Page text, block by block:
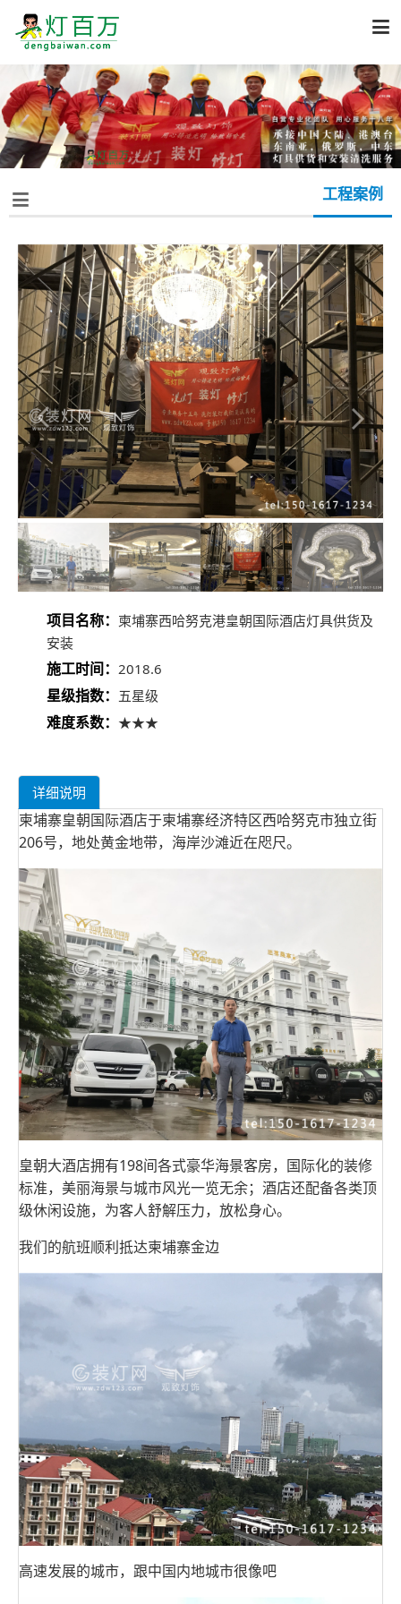

 工程案例
项目名称： 柬埔寨西哈努克港皇朝国际酒店灯具供货及
安装
施工时间： 2018.6
星级指数： 五星级
难度系数： ★★★
详细说明
柬埔寨皇朝国际酒店于柬埔寨经济特区西哈努克市独立街
206号，地处黄金地带，海岸沙滩近在咫尺。
皇朝大酒店拥有198间各式豪华海景客房，国际化的装修
标准，美丽海景与城市风光一览无余；酒店还配备各类顶
级休闲设施，为客人舒解压力，放松身心。
我们的航班顺利抵达柬埔寨金边
高速发展的城市，跟中国内地城市很像吧